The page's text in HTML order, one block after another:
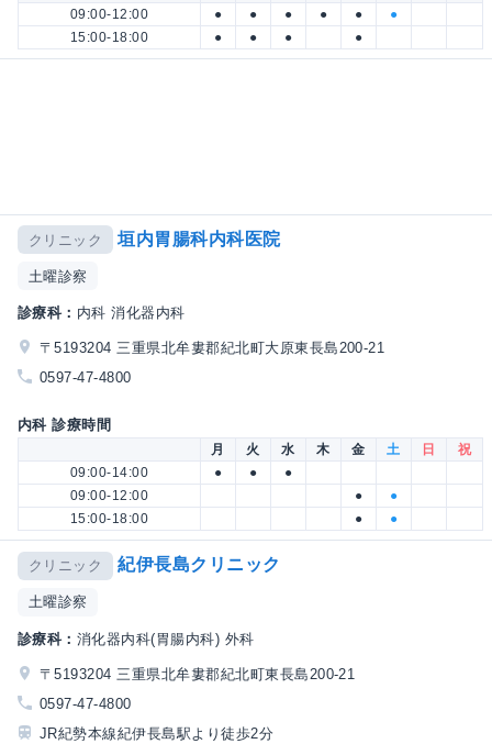
09:00-12:00
● ● ● ● ●
●
15:00-18:00
● ● ● ●
クリニック 垣内胃腸科内科医院
土曜診察
診療科： 内科 消化器内科
〒5193204 三重県北牟婁郡紀北町大原東長島200-21
0597-47-4800
内科 診療時間
月 火 水 木 金 土 日
祝
09:00-14:00
● ●
●
09:00-12:00
●
●
15:00-18:00
● ●
クリニック 紀伊長島クリニック
土曜診察
診療科： 消化器内科(胃腸内科) 外科
〒5193204 三重県北牟婁郡紀北町東長島200-21
0597-47-4800
JR紀勢本線紀伊長島駅より徒歩2分